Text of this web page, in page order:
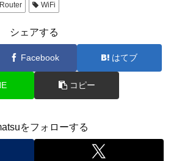
WiFi
シェアする
Facebook はてブ
コピー
をフォローする